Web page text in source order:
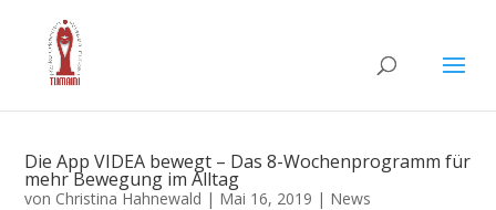
Die App VIDEA bewegt – Das 8-Wochenprogramm für
mehr Bewegung im Alltag
von Christina Hahnewald | Mai 16, 2019 | News